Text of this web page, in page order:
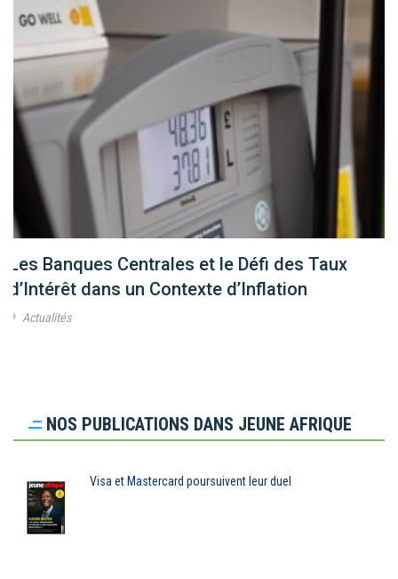
Les Banques Centrales et le Défi des Taux
d’Intérêt dans un Contexte d’Inflation
Actualités
NOS PUBLICATIONS DANS JEUNE AFRIQUE
Visa et Mastercard poursuivent leur duel